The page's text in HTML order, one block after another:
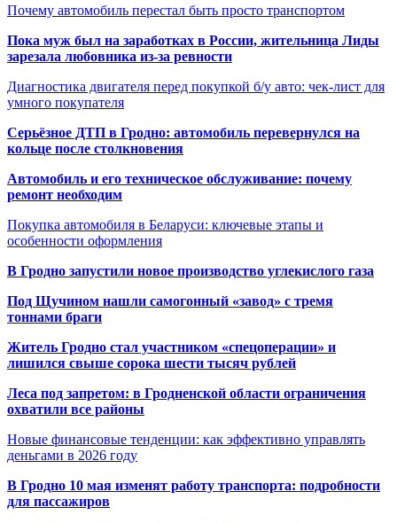
Почему автомобиль перестал быть просто транспортом
Пока муж был на заработках в России, жительница Лиды
зарезала любовника из-за ревности
Диагностика двигателя перед покупкой б/у авто: чек-лист для
умного покупателя
Серьёзное ДТП в Гродно: автомобиль перевернулся на
кольце после столкновения
Автомобиль и его техническое обслуживание: почему
ремонт необходим
Покупка автомобиля в Беларуси: ключевые этапы и
особенности оформления
В Гродно запустили новое производство углекислого газа
Под Щучином нашли самогонный «завод» с тремя
тоннами браги
Житель Гродно стал участником «спецоперации» и
лишился свыше сорока шести тысяч рублей
Леса под запретом: в Гродненской области ограничения
охватили все районы
Новые финансовые тенденции: как эффективно управлять
деньгами в 2026 году
В Гродно 10 мая изменят работу транспорта: подробности
для пассажиров